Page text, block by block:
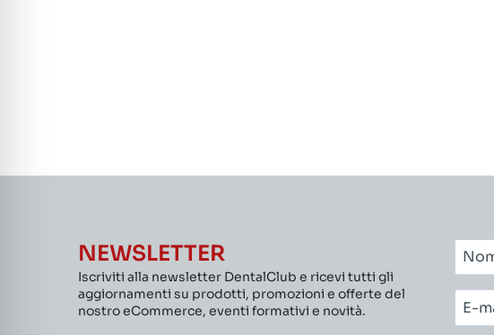
NEWSLETTER
Iscriviti alla newsletter DentalClub e ricevi tutti gli
aggiornamenti su prodotti, promozioni e offerte del
nostro eCommerce, eventi formativi e novità.
e
E-
mail*